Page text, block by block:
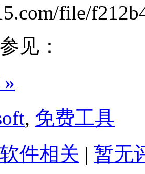
file/
见：
, 免费工具
软件相关 | 暂无